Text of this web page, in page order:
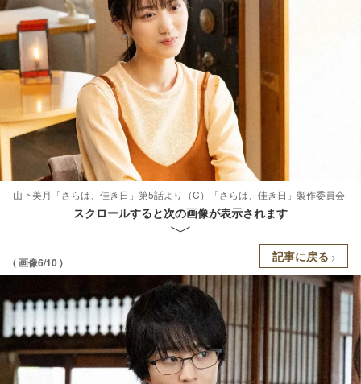
山下美月「さらば、佳き日」第5話より（C）「さらば、佳き日」製作委員会
スクロールすると次の画像が表示されます
( 画像6/10 ) 記事に戻る